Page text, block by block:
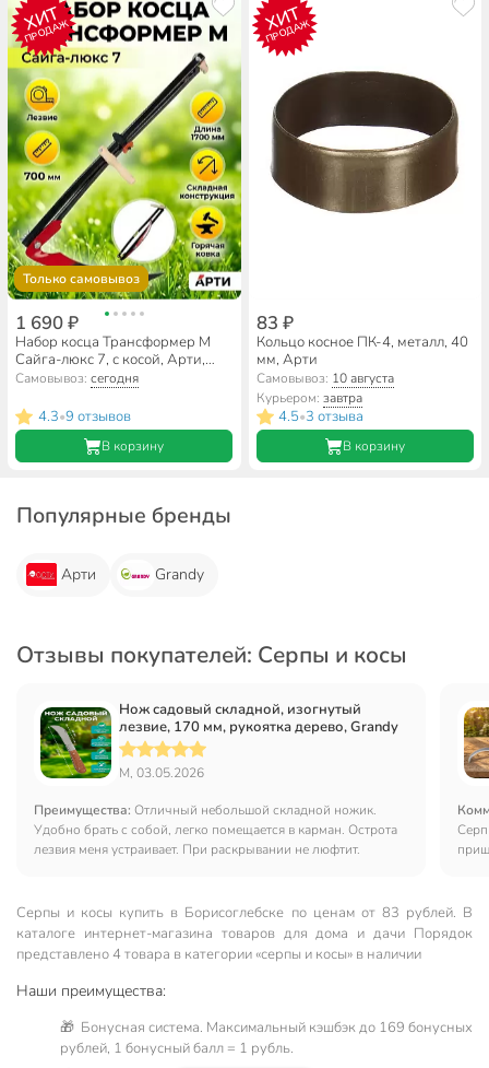
ХИТ
ПРОДАЖ
Только самовывоз
1 690 ₽
Набор косца Трансформер М
Сайга-люкс 7, с косой, Арти,
У0000000646
Самовывоз:сегодня
4.3•9 отзывов
В корзину
ХИТ
ПРОДАЖ
83 ₽
Кольцо косное ПК-4, металл, 40
мм, Арти
Самовывоз: 10 августа
Курьером: завтра
4.5•3 отзыва
В корзину
Популярные бренды
Арти Grandy
Отзывы покупателей: Серпы и косы
Нож садовый складной, изогнутый
лезвие, 170 мм, рукоятка дерево, Grandy
М, 03.05.2026
Преимущества: Отличный небольшой складной ножик.
Удобно брать с собой, легко помещается в карман. Острота
лезвия меня устраивает. При раскрывании не люфтит.
Серпы и косы купить в Борисоглебске по ценам от 83 рублей. В
каталоге интернет-магазина товаров для дома и дачи Порядок
представлено 4 товара в категории «серпы и косы» в наличии
Наши преимущества:
🎁 Бонусная система. Максимальный кэшбэк до 169 бонусных
рублей, 1 бонусный балл = 1 рубль.